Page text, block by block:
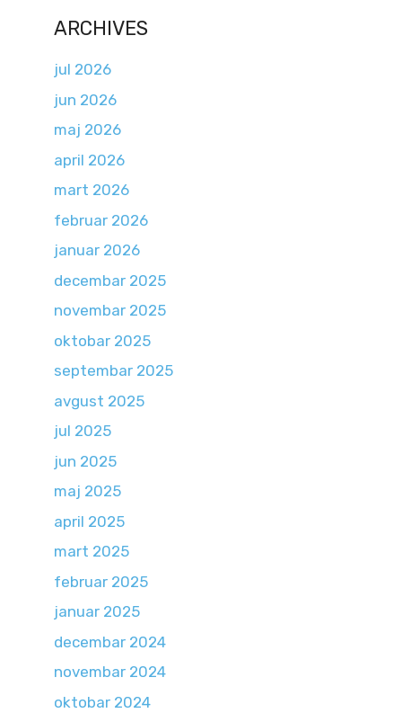
ARCHIVES
jul 2026
jun 2026
maj 2026
april 2026
mart 2026
februar 2026
januar 2026
decembar 2025
novembar 2025
oktobar 2025
septembar 2025
avgust 2025
jul 2025
jun 2025
maj 2025
april 2025
mart 2025
februar 2025
januar 2025
decembar 2024
novembar 2024
oktobar 2024